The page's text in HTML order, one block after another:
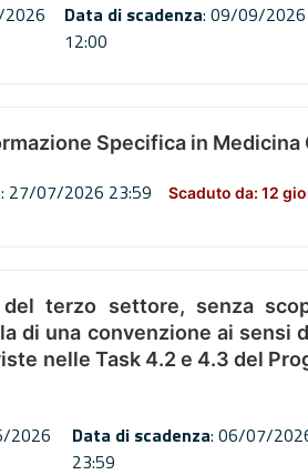
Data di scadenza: 09/09/2026
12:00
Specifica in
: 27/07/2026 23:59 Scaduto da: 12
terzo settore, senza
una convenzione ai sensi
nelle Task 4.2 e 4.3 del
2026
Data di scadenza: 06/07/
23:59